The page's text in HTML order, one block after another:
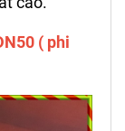
( phi